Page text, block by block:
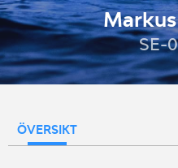
SE-
ÖVERSIKT